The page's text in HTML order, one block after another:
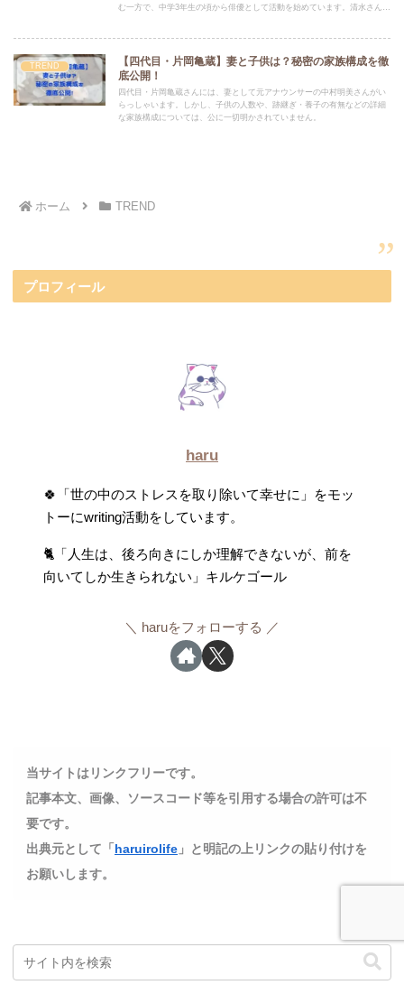
む一方で、中学3年生の頃から俳優として活動を始めています。清水さん自
TREND
【四代目・片岡亀蔵】妻と子供は？秘密の家族構成を徹
底公開！
四代目・片岡亀蔵さんには、妻として元アナウンサーの中村明美さんがい
らっしゃいます。しかし、子供の人数や、跡継ぎ・養子の有無などの詳細
な家族構成については、公に一切明かされていません。
ホーム TREND
プロフィール
haru
🍀「世の中のストレスを取り除いて幸せに」をモッ
トーにwriting活動をしています。
🐈「人生は、後ろ向きにしか理解できないが、前を
向いてしか生きられない」キルケゴール
haruをフォローする
当サイトはリンクフリーです。
記事本文、画像、ソースコード等を引用する場合の許可は不
要です。
出典元として「 haruirolife 」と明記の上リンクの貼り付けを
お願いします。